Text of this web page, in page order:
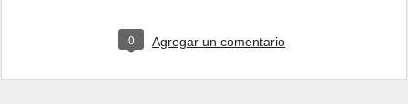
0 Agregar un comentario